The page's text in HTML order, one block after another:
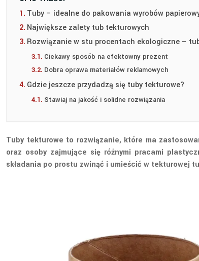
Tuby – idealne do pakowania wyrobów
Największe zalety tub tekturowych
Rozwiązanie w stu procentach ekologiczne –
Ciekawy sposób na efektowny prezent
Dobra oprawa materiałów reklamowych
Gdzie jeszcze przydadzą się tuby tekturowe?
Stawiaj na jakość i solidne rozwiązania
Tuby tekturowe to rozwiązanie, które ma
oraz osoby zajmujące się różnymi pracami
składania po prostu zwinąć i umieścić w tekturowej